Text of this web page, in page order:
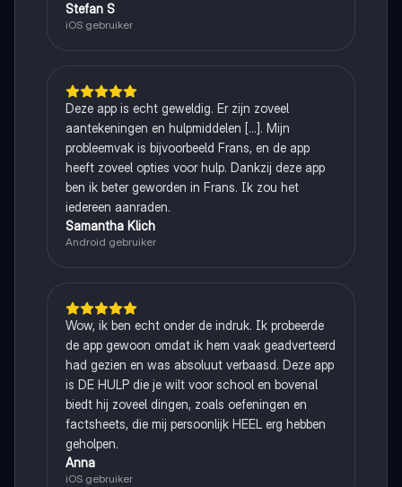
Stefan S
iOS gebruiker
Deze app is echt geweldig. Er zijn zoveel
aantekeningen en hulpmiddelen [...]. Mijn
probleemvak is bijvoorbeeld Frans, en de app
heeft zoveel opties voor hulp. Dankzij deze app
ben ik beter geworden in Frans. Ik zou het
iedereen aanraden.
Samantha Klich
Android gebruiker
Wow, ik ben echt onder de indruk. Ik probeerde
de app gewoon omdat ik hem vaak geadverteerd
had gezien en was absoluut verbaasd. Deze app
is DE HULP die je wilt voor school en bovenal
biedt hij zoveel dingen, zoals oefeningen en
factsheets, die mij persoonlijk HEEL erg hebben
geholpen.
Anna
iOS gebruiker